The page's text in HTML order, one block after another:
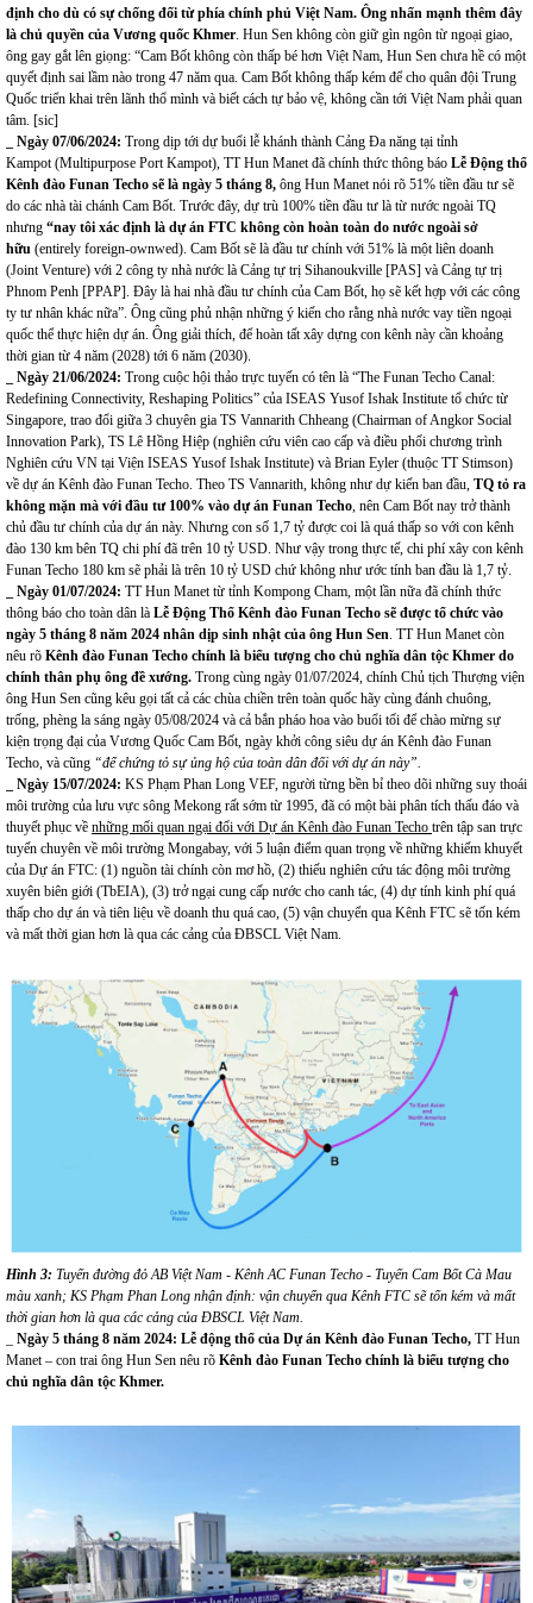
định cho dù có sự chống đối từ phía chính phủ Việt Nam. Ông nhấn mạnh thêm đây
là chủ quyền của Vương quốc Khmer . Hun Sen không còn giữ gìn ngôn từ ngoại giao,
ông gay gắt lên giọng: “Cam Bốt không còn thấp bé hơn Việt Nam, Hun Sen chưa hề có một
quyết định sai lầm nào trong 47 năm qua . Cam Bốt không thấp kém để cho quân đội Trung
Quốc triển khai trên lãnh thổ mình và biết cách tự bảo vệ, không cần tới Việt Nam phải quan
tâm. [sic]
_ Ngày 07/06/2024: Trong dịp tới dự buổi lễ khánh thành Cảng Đa năng tại tỉnh
Kampot (Multipurpose Port Kampot), TT Hun Manet đã chính thức thông báo Lễ Động thổ
Kênh đào Funan Techo sẽ là ngày 5 tháng 8, ông Hun Manet nói rõ 51% tiền đầu tư sẽ
do các nhà tài chánh Cam Bốt. Trước đây, dự trù 100% tiền đầu tư là từ nước ngoài TQ
nhưng “nay tôi xác định là dự án FTC không còn hoàn toàn do nước ngoài sở
hữu (entirely foreign-ownwed). Cam Bốt sẽ là đầu tư chính với 51% là một liên doanh
(Joint Venture) với 2 công ty nhà nước là Cảng tự trị Sihanoukville [PAS] và Cảng tự trị
Phnom Penh [PPAP]. Đây là hai nhà đầu tư chính của Cam Bốt, họ sẽ kết hợp với các công
ty tư nhân khác nữa”. Ông cũng phủ nhận những ý kiến cho rằng nhà nước vay tiền ngoại
quốc thể thực hiện dự án. Ông giải thích, để hoàn tất xây dựng con kênh này cần khoảng
thời gian từ 4 năm (2028) tới 6 năm (2030).
_ Ngày 21/06/2024: Trong cuộc hội thảo trực tuyến có tên là “The Funan Techo Canal:
Redefining Connectivity, Reshaping Politics” của ISEAS Yusof Ishak Institute tổ chức từ
Singapore, trao đổi giữa 3 chuyên gia TS Vannarith Chheang (Chairman of Angkor Social
Innovation Park), TS Lê Hồng Hiệp (nghiên cứu viên cao cấp và điều phối chương trình
Nghiên cứu VN tại Viện ISEAS Yusof Ishak Institute) và Brian Eyler (thuộc TT Stimson)
về dự án Kênh đào Funan Techo. Theo TS Vannarith, không như dự kiến ban đầu, TQ tỏ ra
không mặn mà với đầu tư 100% vào dự án Funan Techo , nên Cam Bốt nay trở thành
chủ đầu tư chính của dự án này. Nhưng con số 1,7 tỷ được coi là quá thấp so với con kênh
đào 130 km bên TQ chi phí đã trên 10 tỷ USD. Như vậy trong thực tế, chi phí xây con kênh
Funan Techo 180 km sẽ phải là trên 10 tỷ USD chứ không như ước tính ban đầu là 1,7 tỷ.
_ Ngày 01/07/2024: TT Hun Manet từ tỉnh Kompong Cham, một lần nữa đã chính thức
thông báo cho toàn dân là Lễ Động Thổ Kênh đào Funan Techo sẽ được tổ chức vào
ngày 5 tháng 8 năm 2024 nhân dịp sinh nhật của ông Hun Sen . TT Hun Manet còn
nêu rõ Kênh đào Funan Techo chính là biểu tượng cho chủ nghĩa dân tộc Khmer do
chính thân phụ ông đề xướng. Trong cùng ngày 01/07/2024, chính Chủ tịch Thượng viện
ông Hun Sen cũng kêu gọi tất cả các chùa chiền trên toàn quốc hãy cùng đánh chuông,
trống, phèng la sáng ngày 05/08/2024 và cả bắn pháo hoa vào buổi tối để chào mừng sự
kiện trọng đại của Vương Quốc Cam Bốt, ngày khởi công siêu dự án Kênh đào Funan
Techo, và cũng “để chứng tỏ sự ủng hộ của toàn dân đối với dự án này”.
_ Ngày 15/07/2024: KS Phạm Phan Long VEF, người từng bền bỉ theo dõi những suy thoái
môi trường của lưu vực sông Mekong rất sớm từ 1995, đã có một bài phân tích thấu đáo và
thuyết phục về những mối quan ngại đối với Dự án Kênh đào Funan Techo trên tập san trực
tuyến chuyên về môi trường Mongabay, với 5 luận điểm quan trọng về những khiếm khuyết
của Dự án FTC: (1) nguồn tài chính còn mơ hồ, (2) thiếu nghiên cứu tác động môi trường
xuyên biên giới (TbEIA), (3) trở ngại cung cấp nước cho canh tác, (4) dự tính kinh phí quá
thấp cho dự án và tiên liệu về doanh thu quá cao, (5) vận chuyển qua Kênh FTC sẽ tốn kém
và mất thời gian hơn là qua các cảng của ĐBSCL Việt Nam.
Hình 3: Tuyến đường đỏ AB Việt Nam - Kênh AC Funan Techo - Tuyến Cam Bốt Cà Mau
màu xanh; KS Phạm Phan Long nhận định: vận chuyển qua Kênh FTC sẽ tốn kém và mất
thời gian hơn là qua các cảng của ĐBSCL Việt Nam.
Ngày 5 tháng 8 năm 2024: Lễ động thổ của Dự án Kênh đào Funan Techo, TT Hun
Manet – con trai ông Hun Sen nêu rõ Kênh đào Funan Techo chính là biểu tượng cho
chủ nghĩa dân tộc Khmer.